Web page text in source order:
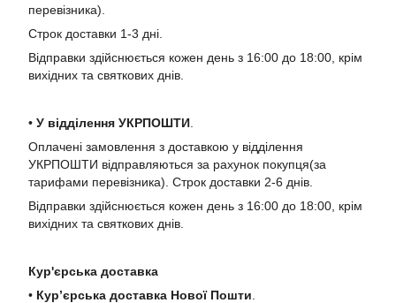
перевізника).
Строк доставки 1-3 дні.
Відправки здійснюється кожен день з 16:00 до 18:00, крім
вихідних та святкових днів.
• У відділення УКРПОШТИ
Оплачені замовлення з доставкою у відділення
УКРПОШТИ відправляються за рахунок покупця(за
тарифами перевізника). Строк доставки 2-6 днів.
Відправки здійснюється кожен день з 16:00 до 18:00, крім
вихідних та святкових днів.
Кур'єрська доставка
• Кур’єрська доставка Нової Пошти